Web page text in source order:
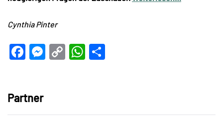
Cynthia Pinter
Facebook
Messenger
CopyWhatsApp
Partner